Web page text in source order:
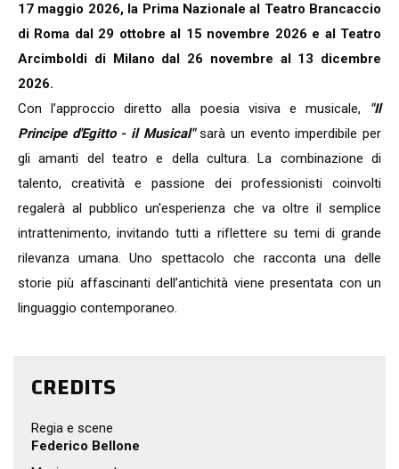
17 maggio 2026, la Prima Nazionale al Teatro Brancaccio
di Roma dal 29 ottobre al 15 novembre 2026 e al Teatro
Arcimboldi di Milano dal 26 novembre al 13 dicembre
2026.
Con l’approccio diretto alla poesia visiva e musicale,
"Il
Principe d'Egitto - il Musical"sarà un evento imperdibile per
gli amanti del teatro e della cultura. La combinazione di
talento, creatività e passione dei professionisti coinvolti
regalerà al pubblico un'esperienza che va oltre il semplice
intrattenimento, invitando tutti a riflettere su temi di grande
rilevanza umana. Uno spettacolo che racconta una delle
storie più affascinanti dell’antichità viene presentata con un
linguaggio contemporaneo.
CREDITS
Regia e scene
Federico Bellone